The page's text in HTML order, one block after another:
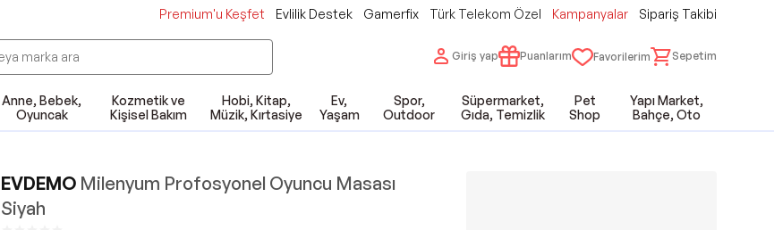
Premium'u Keşfet Evlilik Destek Gamerfix Türk Telekom Özel Kampanyalar Sipariş Takibi
Giriş yap Puanlarım Favorilerim Sepetim
Anne, Bebek,
Oyuncak
Kozmetik ve
Kişisel Bakım
Hobi, Kitap,
Müzik, Kırtasiye
Ev,
Yaşam
Spor,
Outdoor
Süpermarket,
Gıda, Temizlik
Pet
Shop
Yapı Market,
Bahçe, Oto
EVDEMO Milenyum Profosyonel Oyuncu Masası
Siyah